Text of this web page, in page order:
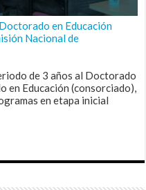
en Educación
Nacional de
de 3 años al Doctorado
Educación (consorciado),
en etapa inicial